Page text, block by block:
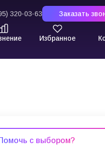
320-03-63 Заказать
Избранное
с выбором?